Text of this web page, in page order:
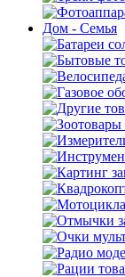
Дом - Семья